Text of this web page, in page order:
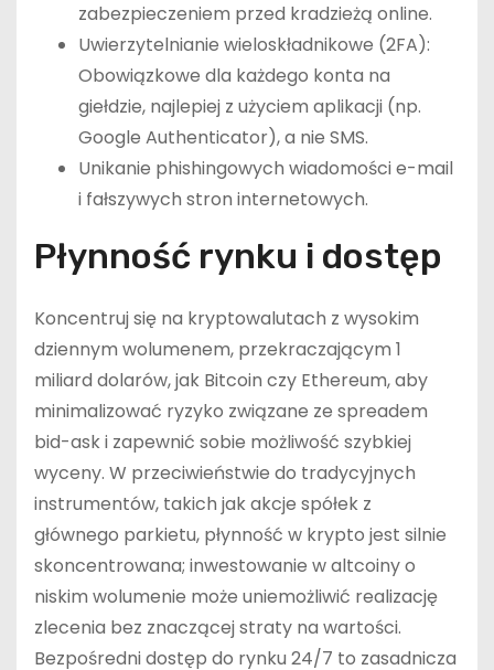
zabezpieczeniem przed kradzieżą online.
Uwierzytelnianie wieloskładnikowe (2FA):
Obowiązkowe dla każdego konta na
giełdzie, najlepiej z użyciem aplikacji (np.
Google Authenticator), a nie SMS.
Unikanie phishingowych wiadomości e-mail
i fałszywych stron internetowych.
Płynność rynku i dostęp
Koncentruj się na kryptowalutach z wysokim
dziennym wolumenem, przekraczającym 1
miliard dolarów, jak Bitcoin czy Ethereum, aby
minimalizować ryzyko związane ze spreadem
bid-ask i zapewnić sobie możliwość szybkiej
wyceny. W przeciwieństwie do tradycyjnych
instrumentów, takich jak akcje spółek z
głównego parkietu, płynność w krypto jest silnie
skoncentrowana; inwestowanie w altcoiny o
niskim wolumenie może uniemożliwić realizację
zlecenia bez znaczącej straty na wartości.
Bezpośredni dostęp do rynku 24/7 to zasadnicza